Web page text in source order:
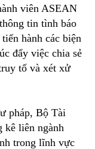
viên ASEAN
tin tình báo
hành các biện
đẩy việc chia sẻ
tố và xét xử
pháp, Bộ Tài
kê liên ngành
trong lĩnh vực